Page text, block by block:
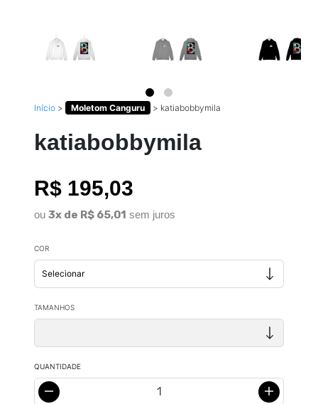
Início > Moletom Canguru > katiabobbymila
katiabobbymila
R$ 195,03
ou 3x de R$ 65,01 sem juros
COR
TAMANHOS
QUANTIDADE